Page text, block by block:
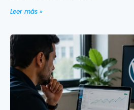
Leer más »